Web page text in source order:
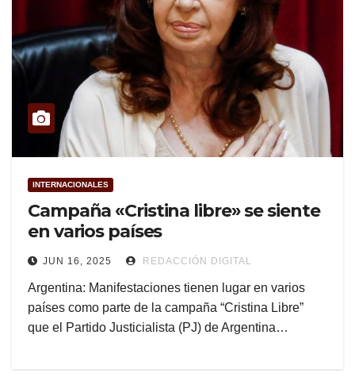
INTERNACIONALES
Campaña «Cristina libre» se siente
en varios países
JUN 16, 2025 REDACCIÓN DIGITAL
Argentina: Manifestaciones tienen lugar en varios
países como parte de la campaña “Cristina Libre”
que el Partido Justicialista (PJ) de Argentina…